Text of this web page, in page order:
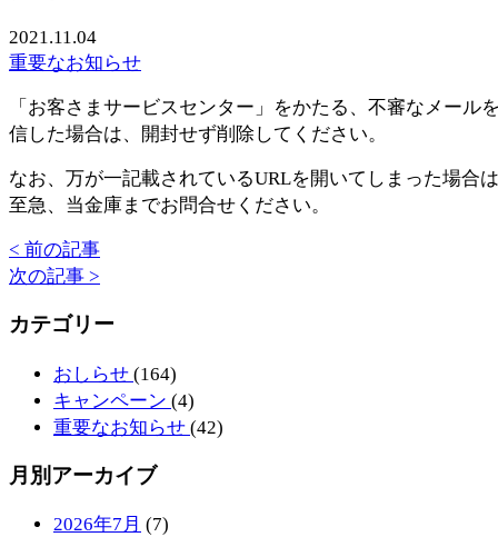
2021.11.04
重要なお知らせ
「お客さまサービスセンター」をかたる、不審なメール
信した場合は、開封せず削除してください。
なお、万が一記載されているURLを開いてしまった場合
至急、当金庫までお問合せください。
< 前の記事
次の記事 >
カテゴリー
おしらせ (164)
キャンペーン (4)
重要なお知らせ (42)
月別アーカイブ
2026年7月 (7)